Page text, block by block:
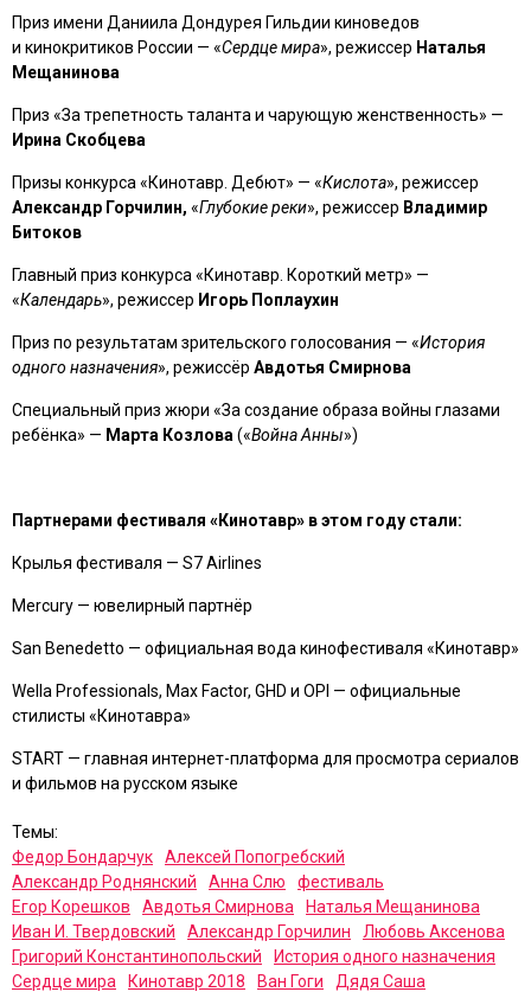
Приз имени Даниила Дондурея Гильдии киноведов
и кинокритиков России — «Сердце мира», режиссер Наталья
Мещанинова
Приз «За трепетность таланта и чарующую женственность» —
Ирина Скобцева
Призы конкурса «Кинотавр. Дебют» — «Кислота», режиссер
Александр Горчилин, «Глубокие реки», режиссер Владимир
Битоков
Главный приз конкурса «Кинотавр. Короткий метр» —
«Календарь», режиссер Игорь Поплаухин
Приз по результатам зрительского голосования — «История
одного назначения», режиссёр Авдотья Смирнова
Специальный приз жюри «За создание образа войны глазами
ребёнка» — Марта Козлова («Война Анны»)
Партнерами фестиваля «Кинотавр» в этом году стали:
Крылья фестиваля — S7 Airlines
Mercury — ювелирный партнёр
San Benedetto — официальная вода кинофестиваля «Кинотавр»
Wella Professionals, Max Factor, GHD и OPI — официальные
стилисты «Кинотавра»
START — главная интернет-платформа для просмотра сериалов
и фильмов на русском языке
Темы:
Федор Бондарчук
Алексей Попогребский
Александр Роднянский
Анна Слю
фестиваль
Егор Корешков
Авдотья Смирнова
Наталья Мещанинова
Иван И. Твердовский
Александр Горчилин
Любовь Аксенова
Григорий Константинопольский
История одного назначения
Сердце мира
Кинотавр 2018 Ван Гоги
Дядя Саша